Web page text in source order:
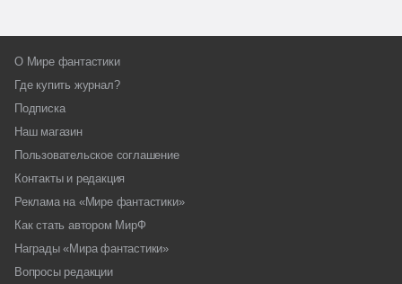
О Мире фантастики
Где купить журнал?
Подписка
Наш магазин
Пользовательское соглашение
Контакты и редакция
Реклама на «Мире фантастики»
Как стать автором МирФ
Награды «Мира фантастики»
Вопросы редакции